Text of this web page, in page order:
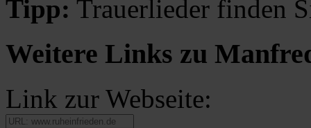
Tipp: Trauerlieder finden
Weitere Links zu
Link zur Webseite: